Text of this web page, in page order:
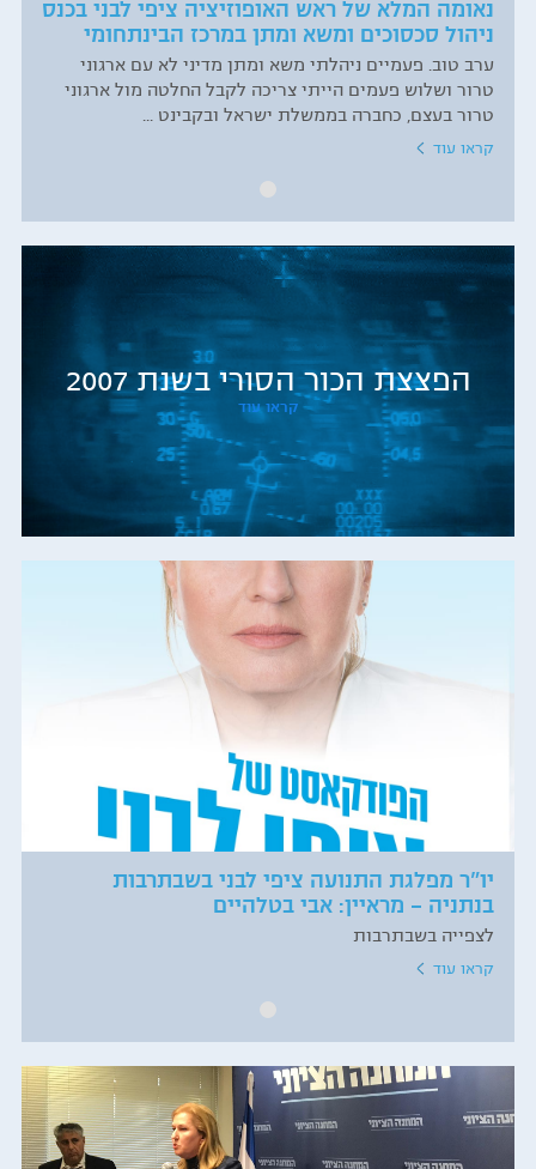
נאומה המלא של ראש האופוזיציה ציפי לבני בכנס
ניהול סכסוכים ומשא ומתן במרכז הבינתחומי
ערב טוב. פעמיים ניהלתי משא ומתן מדיני לא עם ארגוני
טרור ושלוש פעמים הייתי צריכה לקבל החלטה מול ארגוני
טרור בעצם, כחברה בממשלת ישראל ובקבינט ...
קראו עוד
הפצצת הכור הסורי בשנת 2007
קראו עוד
יו"ר מפלגת התנועה ציפי לבני בשבתרבות
בנתניה – מראיין: אבי בטלהיים
לצפייה בשבתרבות
קראו עוד